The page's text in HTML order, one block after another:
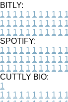
BITLY:
1 1 1 1 1 1 1 1 1 1 1
1 1 1 1 1 1 1 1 1 1 1
1 1 1 1 1 1 1 1 1 1 1
SPOTIFY:
1 1 1 1 1 1 1 1 1 1 1
1 1 1 1 1 1 1 1 1 1 1
1 1 1 1 1 1 1 1 1 1 1
CUTTLY BIO:
1
1 1 1 1 1 1 1 1 1 1 1